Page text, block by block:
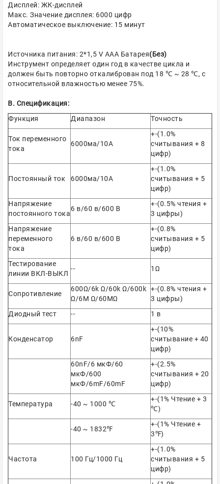
Дисплей: ЖК-дисплей
Макс. Значение дисплея: 6000 цифр
Автоматическое выключение: 15 минут
Источника питания: 2*1,5 V AAA Батарея(Без)
Инструмент определяет один год в качестве цикла и
должен быть повторно откалиброван под 18 ℃ ~ 28 ℃, с
относительной влажностью менее 75%.
B. Спецификация:
Функция
Диапазон Точность
Ток переменного
тока
6000ма/10А
+-(1.0%
считывания + 8
цифр)
Постоянный ток 6000ма/10А
+-(1.0%
считывания + 5
цифр)
Напряжение
постоянного тока
6 в/60 в/600 В
+-(0.5% чтения +
3 цифры)
Напряжение
переменного
тока
6 в/60 в/600 В
+-(0.8%
считывания + 5
цифр)
Тестирование
линии ВКЛ-ВЫКЛ
-- 1Ω
Сопротивление
600Ω/6k Ω/60k Ω/600k
Ω/6M Ω/60MΩ
+-(0.8% чтения +
3 цифры)
Диодный тест
-- 1 в
Конденсатор 6nF
+-(10%
считывание + 40
цифр)
60nF/6 мкФ/60
мкФ/600
мкФ/6mF/60mF
+-(2.5%
считывания + 20
цифр)
Температура -40 ~ 1000 ℃
+-(1% Чтение + 3
℃)
-40 ~ 1832℉
+-(1% Чтение +
3℉)
Частота 100 Гц/1000 Гц
+-(1.0%
считывания + 5
цифр)